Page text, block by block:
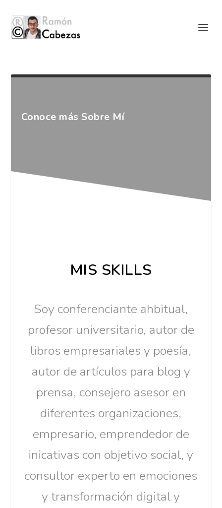
Conoce más Sobre Mí
MIS SKILLS
Soy conferenciante ahbitual,
profesor universitario, autor de
libros empresariales y poesía,
autor de artículos para blog y
prensa, consejero asesor en
diferentes organizaciones,
empresario, emprendedor de
inicativas con objetivo social, y
consultor experto en emociones
y transformación digital y